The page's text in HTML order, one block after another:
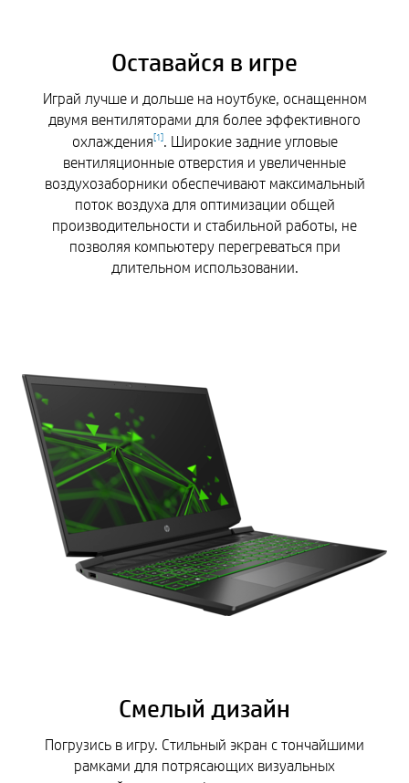
Оставайся в игре
Играй лучше и дольше на ноутбуке, оснащенном
двумя вентиляторами для более эффективного
охлаждения[1]. Широкие задние угловые
вентиляционные отверстия и увеличенные
воздухозаборники обеспечивают максимальный
поток воздуха для оптимизации общей
производительности и стабильной работы, не
позволяя компьютеру перегреваться при
длительном использовании.
Смелый дизайн
Погрузись в игру. Стильный экран с тончайшими
рамками для потрясающих визуальных